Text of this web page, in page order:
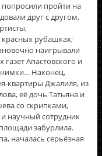
пройти на
друг с другом,
рубашках;
наигрывали
Апастовского и
Наконец,
квартиры Джалиля, из
её дочь Татьяна и
со скрипками,
научный сотрудник
забурлила.
началась серьёзная